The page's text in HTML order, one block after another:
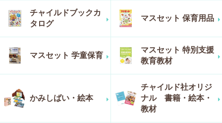
チャイルドブックカ
タログ
マスセット 保育用品
マスセット 学童保育
マスセット 特別支援
教育教材
かみしばい・絵本
チャイルド社オリジ
ナル 書籍・絵本・
教材